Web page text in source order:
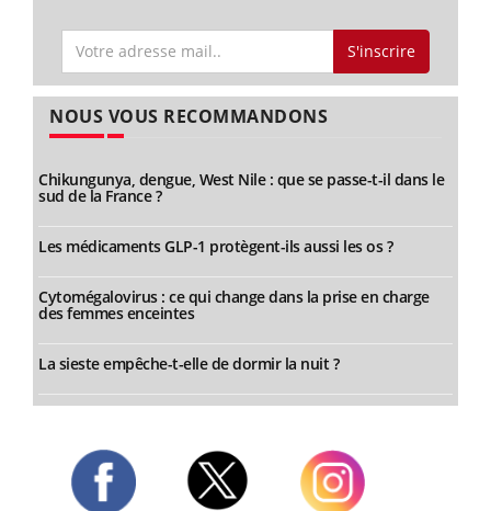
S'inscrire
NOUS VOUS RECOMMANDONS
Chikungunya, dengue, West Nile : que se passe-t-il dans le
sud de la France ?
Les médicaments GLP-1 protègent-ils aussi les os ?
Cytomégalovirus : ce qui change dans la prise en charge
des femmes enceintes
La sieste empêche-t-elle de dormir la nuit ?